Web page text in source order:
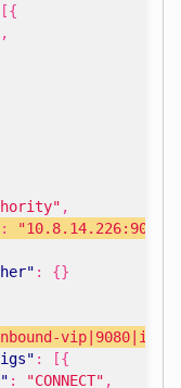
[{
,
,
:
"10.8.14.226:9080"
:
{}
:
[{
: "CONNECT" ,